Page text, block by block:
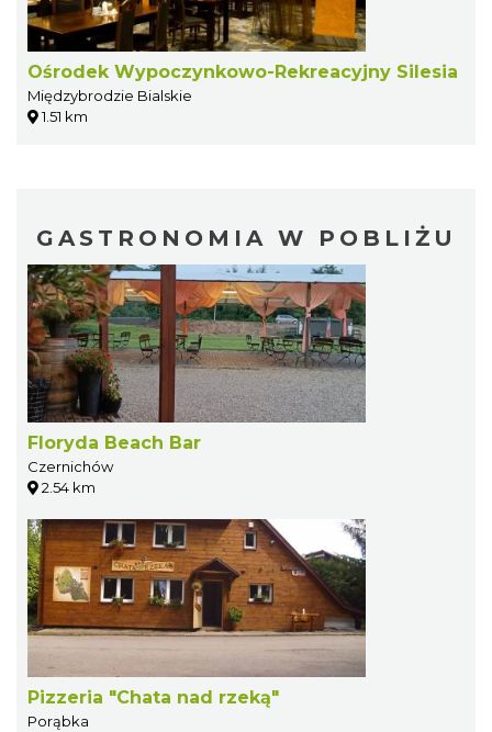
Ośrodek Wypoczynkowo-Rekreacyjny Silesia
Międzybrodzie Bialskie
1.51 km
GASTRONOMIA W POBLIŻU
Floryda Beach Bar
Czernichów
2.54 km
Pizzeria "Chata nad rzeką"
Porąbka